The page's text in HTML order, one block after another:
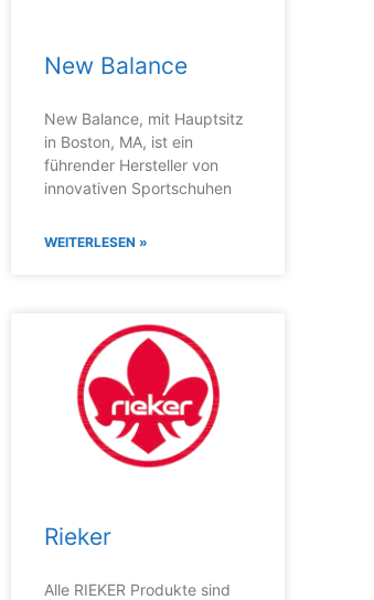
New Balance
New Balance, mit Hauptsitz
in Boston, MA, ist ein
führender Hersteller von
innovativen Sportschuhen
WEITERLESEN »
Rieker
Alle RIEKER Produkte sind